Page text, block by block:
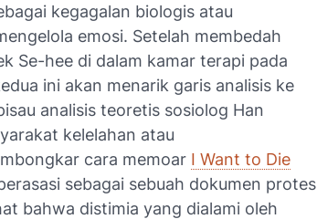
kegagalan biologis atau
emosi. Setelah membedah
Se-hee di dalam kamar terapi pada
ini akan menarik garis analisis ke
analisis teoretis sosiolog Han
kelelahan atau
cara memoar I Want to Die
sebagai sebuah dokumen protes
bahwa distimia yang dialami oleh